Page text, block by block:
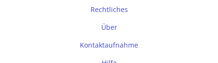
Rechtliches
Über
Kontaktaufnahme